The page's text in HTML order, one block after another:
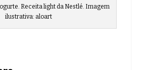
Receita light da Nestlé. Imagem
ilustrativa: aloart